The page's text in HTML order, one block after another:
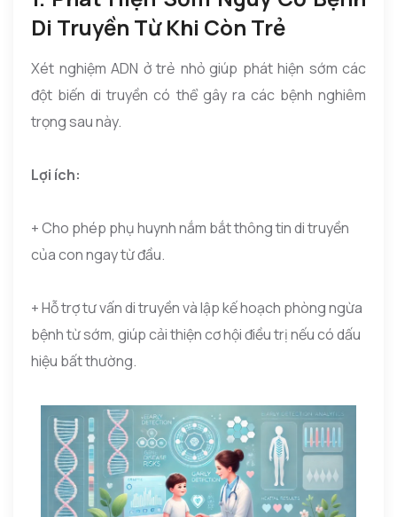
Di Truyền Từ Khi Còn Trẻ
Xét nghiệm ADN ở trẻ nhỏ giúp phát hiện sớm các
đột biến di truyền có thể gây ra các bệnh nghiêm
trọng sau này.
Lợi ích:
+ Cho phép phụ huynh nắm bắt thông tin di truyền
của con ngay từ đầu.
+ Hỗ trợ tư vấn di truyền và lập kế hoạch phòng ngừa
bệnh từ sớm, giúp cải thiện cơ hội điều trị nếu có dấu
hiệu bất thường.